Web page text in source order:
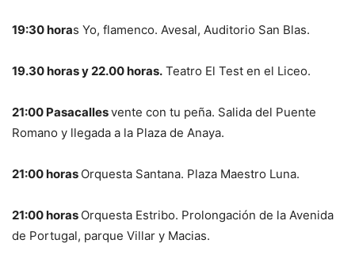
19:30 horas Yo, flamenco. Avesal, Auditorio San Blas.
19.30 horas y 22.00 horas. Teatro El Test en el Liceo.
21:00 Pasacallesvente con tu peña. Salida del Puente
Romano y llegada a la Plaza de Anaya.
21:00 horas Orquesta Santana. Plaza Maestro Luna.
21:00 horas Orquesta Estribo. Prolongación de la Avenida
de Portugal, parque Villar y Macias.